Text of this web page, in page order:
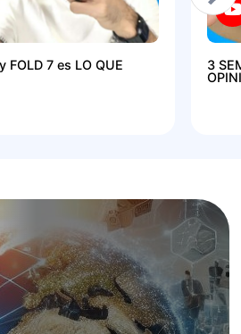
FOLD 7 es LO QUE
3